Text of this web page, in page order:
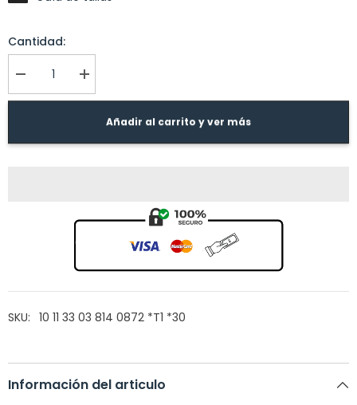
Cantidad:
Error:
Missing
I18n
Error:
Missing
interpolation
value
producto
Añadir al carrito y ver más
SKU: 10 11 33 03 814 0872 *T1 *30
Información del articulo